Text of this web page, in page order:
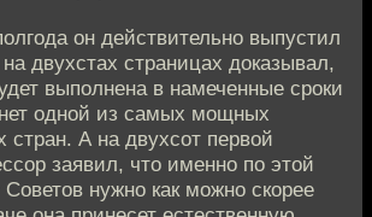
он действительно выпустил
на двухстах страницах доказывал,
выполнена в намеченные сроки
одной из самых мощных
стран. А на двухсот первой
заявил, что именно по этой
нужно как можно скорее